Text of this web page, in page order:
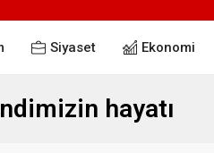
Siyaset Ekonomi
hayatı